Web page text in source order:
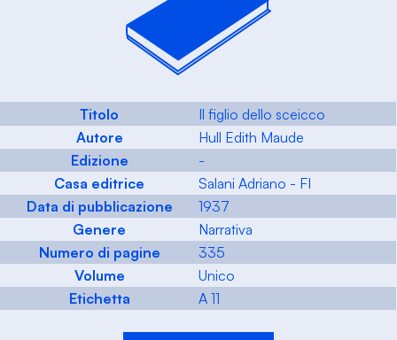
Titolo
Il figlio dello sceicco
Autore
Hull Edith Maude
Edizione
-
Casa editrice
Salani Adriano - FI
Data di pubblicazione
1937
Genere
Narrativa
Numero di pagine
335
Volume
Unico
Etichetta
A 11